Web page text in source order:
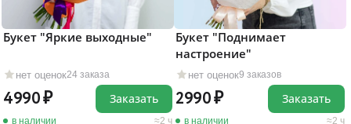
нет оценок24 заказа
Букет "Яркие выходные"
4990
в наличии 2 ч
Заказать
нет оценок9 заказов
Букет "Поднимает
настроение"
2990
в наличии 2 ч
Заказать